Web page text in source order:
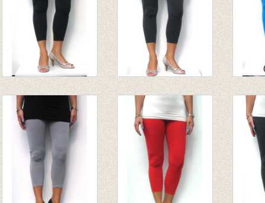
€ 19,95
€ 6,95
antraciet
€ 19,95
€ 6,95
€
€ 6,95